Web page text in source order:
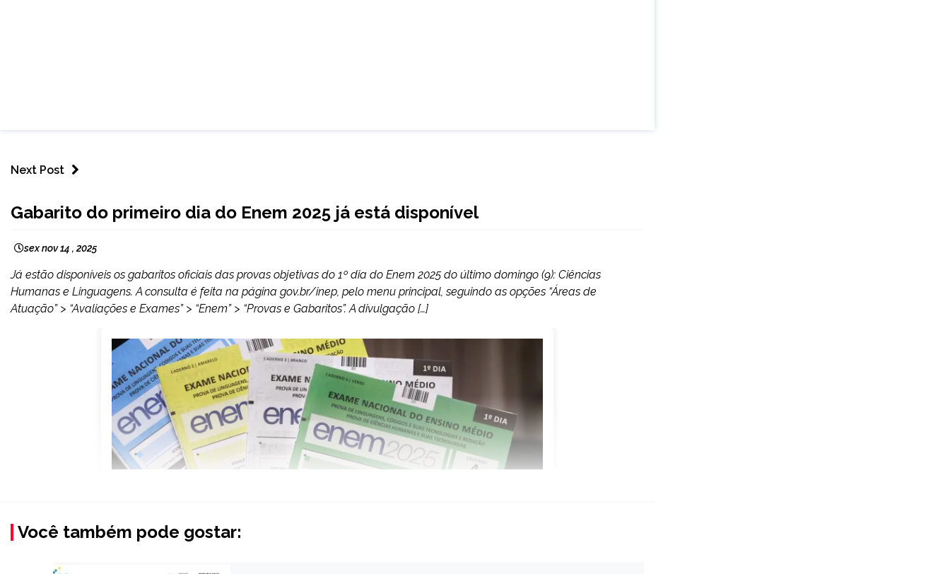
Next Post
NOTÍCIAS
Gabarito do primeiro dia do Enem 2025 já está disponível
sex nov 14 , 2025
Já estão disponíveis os gabaritos oficiais das provas objetivas do 1º dia do Enem 2025 do último domingo (9): Ciências
Humanas e Linguagens. A consulta é feita na página gov.br/inep, pelo menu principal, seguindo as opções “Áreas de
Atuação” > “Avaliações e Exames” > “Enem” > “Provas e Gabaritos”. A divulgação […]
Você também pode gostar: